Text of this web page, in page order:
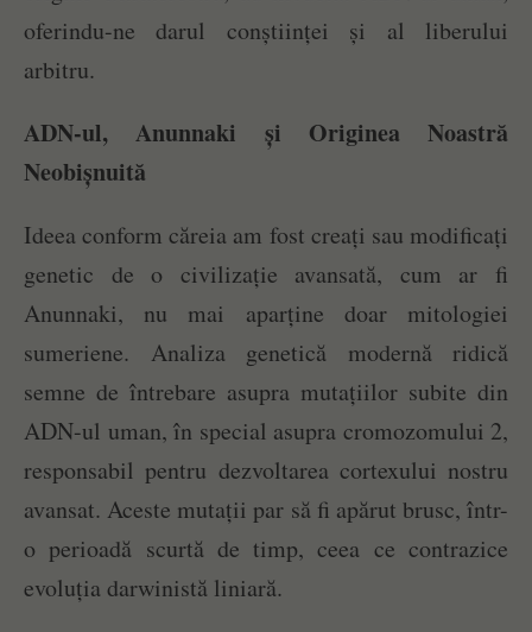
oferindu-ne darul conștiinței și al liberului
arbitru.
ADN-ul, Anunnaki și Originea Noastră
Neobișnuită
Ideea conform căreia am fost creați sau modificați
genetic de o civilizație avansată, cum ar fi
Anunnaki, nu mai aparține doar mitologiei
sumeriene. Analiza genetică modernă ridică
semne de întrebare asupra mutațiilor subite din
ADN-ul uman, în special asupra cromozomului 2,
responsabil pentru dezvoltarea cortexului nostru
avansat. Aceste mutații par să fi apărut brusc, într-
o perioadă scurtă de timp, ceea ce contrazice
evoluția darwinistă liniară.